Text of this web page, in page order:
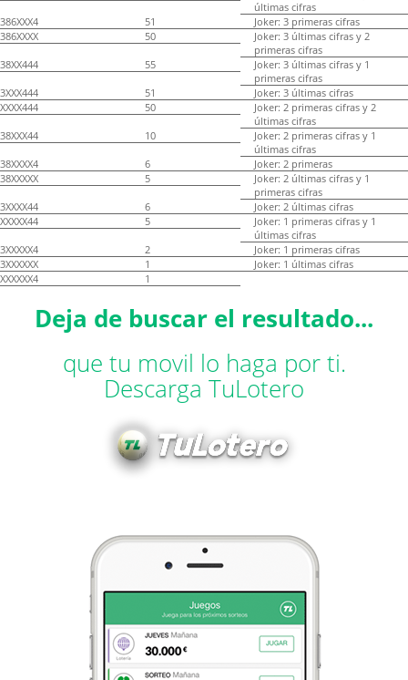
últimas cifras
386XXX4
51
Joker: 3 primeras cifras
386XXXX
50
Joker: 3 últimas cifras y 2
primeras cifras
38XX444
55
Joker: 3 últimas cifras y 1
primeras cifras
3XXX444
51
Joker: 3 últimas cifras
XXXX444
50
Joker: 2 primeras cifras y 2
últimas cifras
38XXX44
10
Joker: 2 primeras cifras y 1
últimas cifras
38XXXX4
6
Joker: 2 primeras
38XXXXX
5
Joker: 2 últimas cifras y 1
primeras cifras
3XXXX44
6
Joker: 2 últimas cifras
XXXXX44
5
Joker: 1 primeras cifras y 1
últimas cifras
3XXXXX4
2
Joker: 1 primeras cifras
3XXXXXX
1
Joker: 1 últimas cifras
XXXXXX4
1
Deja de buscar el resultado...
que tu movil lo haga por ti.
Descarga TuLotero